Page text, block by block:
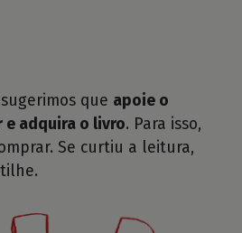
que apoie o
adquira o livro. Para isso,
Se curtiu a leitura,